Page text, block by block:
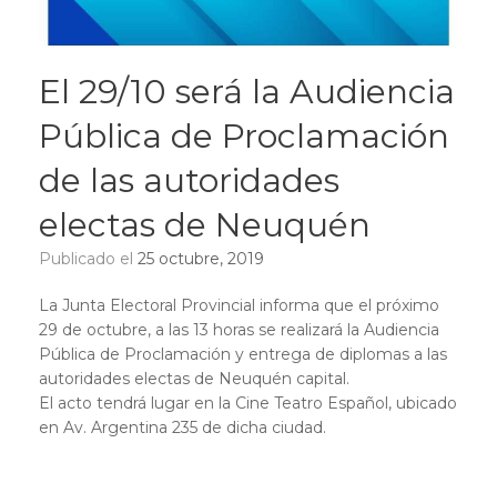
El 29/10 será la Audiencia
Pública de Proclamación
de las autoridades
electas de Neuquén
Publicado el 25 octubre, 2019
La Junta Electoral Provincial informa que el próximo
29 de octubre, a las 13 horas se realizará la Audiencia
Pública de Proclamación y entrega de diplomas a las
autoridades electas de Neuquén capital.
El acto tendrá lugar en la Cine Teatro Español, ubicado
en Av. Argentina 235 de dicha ciudad.